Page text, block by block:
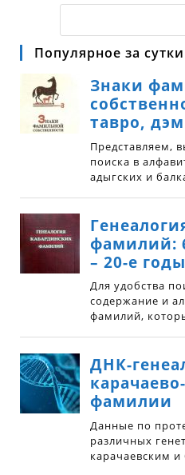
Популярное за